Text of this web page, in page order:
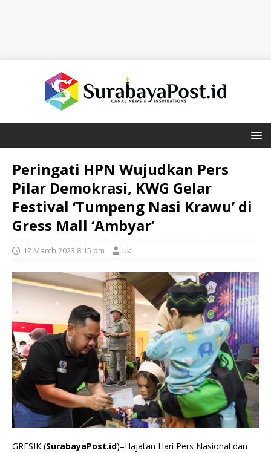
Peringati HPN Wujudkan Pers
Pilar Demokrasi, KWG Gelar
Festival ‘Tumpeng Nasi Krawu’ di
Gress Mall ‘Ambyar’
12 March 2023 8:15 pm uki
GRESIK (SurabayaPost.id)–Hajatan Hari Pers Nasional dan